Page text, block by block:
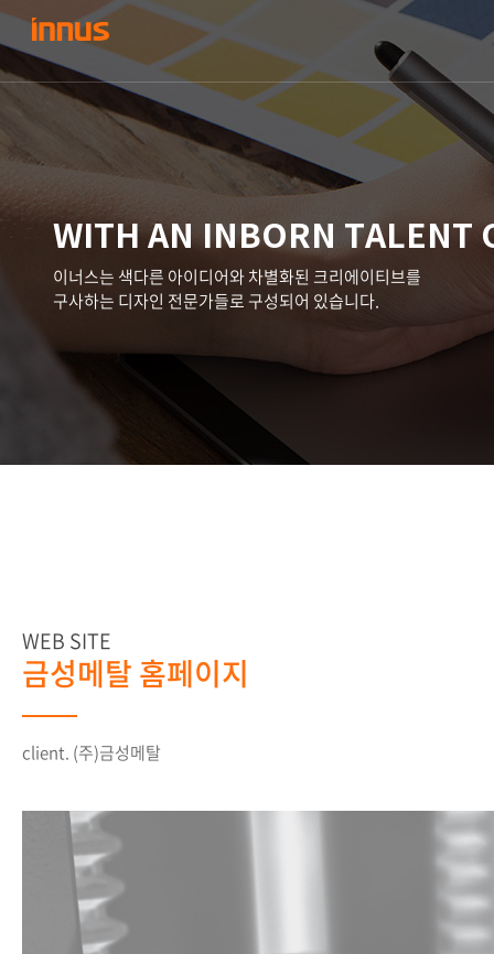
WITH AN INBORN TALENT
이너스는 색다른 아이디어와 차별화된 크리에이티브를
구사하는 디자인 전문가들로 구성되어 있습니다.
WEB SITE
금성메탈 홈페이지
client. (주)금성메탈